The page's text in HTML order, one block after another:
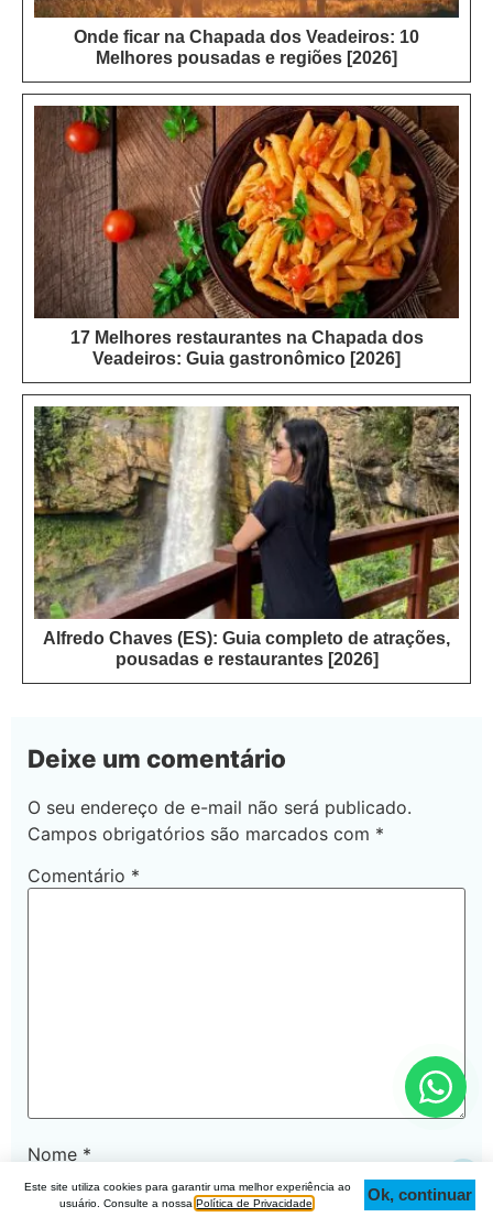
Onde ficar na Chapada dos Veadeiros: 10
Melhores pousadas e regiões [2026]
17 Melhores restaurantes na Chapada dos
Veadeiros: Guia gastronômico [2026]
Alfredo Chaves (ES): Guia completo de atrações,
pousadas e restaurantes [2026]
Deixe um comentário
O seu endereço de e-mail não será publicado.
Campos obrigatórios são marcados com *
Comentário *
Nome *
Topo
Este site utiliza cookies para garantir uma melhor experiência ao
usuário. Consulte a nossa Política de Privacidade Ok, continuar